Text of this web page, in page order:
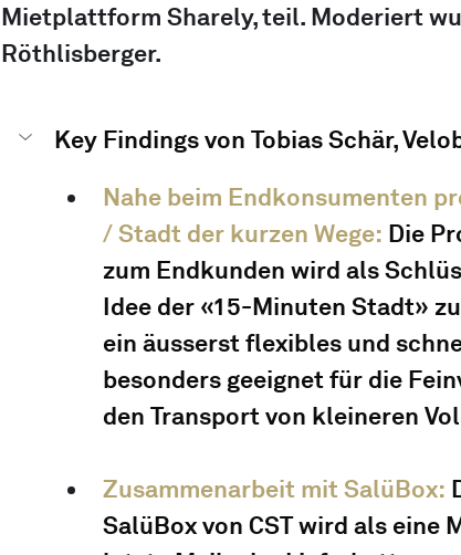
Mietplattform Sharely, teil. Moderiert
Röthlisberger.
Key Findings von Tobias Schär,
Nahe beim Endkonsumenten
/ Stadt der kurzen Wege: Die
zum Endkunden wird als
Idee der «15-Minuten Stadt»
ein äusserst flexibles und
besonders geeignet für die
den Transport von kleineren
Zusammenarbeit mit SalüBox:
SalüBox von CST wird als